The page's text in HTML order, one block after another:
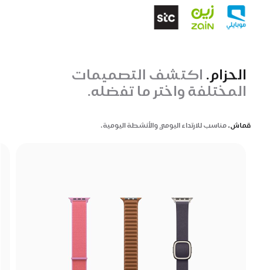
الحزام. اكتشف التصميمات
المختلفة واختر ما تفضله.
قماش. مناسب للارتداء اليومي والأنشطة اليومية.